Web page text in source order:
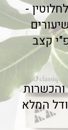
-
קצב
והכשרות
המלא